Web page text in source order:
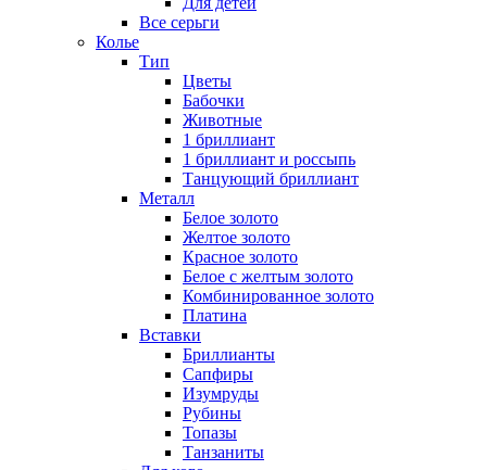
Все серьги
Колье
Тип
Цветы
Бабочки
Животные
1 бриллиант
1 бриллиант и россыпь
Танцующий бриллиант
Металл
Белое золото
Желтое золото
Красное золото
Белое с желтым золото
Комбинированное золото
Платина
Вставки
Бриллианты
Сапфиры
Изумруды
Рубины
Топазы
Танзаниты